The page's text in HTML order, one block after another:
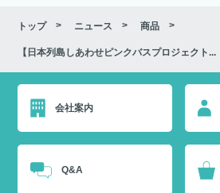
トップ ニュース 商品
【日本列島しあわせピンクバスプロジェクト...
会社案内
Q&A